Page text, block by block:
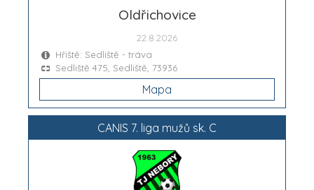
Oldřichovice
22.8.2026
Hřiště: Sedliště - tráva
Sedliště 475, Sedliště, 73936
Mapa
CANIS 7. liga mužů sk. C